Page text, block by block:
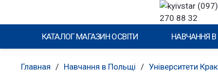
270 88 32
КАТАЛОГ МАГАЗИН ОСВІТИ НАВЧАННЯ
Главная / Навчання в Польщі / Університети